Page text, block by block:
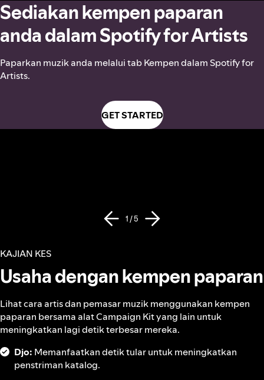
Sediakan kempen paparan
anda dalam Spotify for Artists
Paparkan muzik anda melalui tab Kempen dalam Spotify for
Artists.
GET STARTED
1 / 5
KAJIAN KES
Usaha dengan kempen paparan
Lihat cara artis dan pemasar muzik menggunakan kempen
paparan bersama alat Campaign Kit yang lain untuk
meningkatkan lagi detik terbesar mereka.
Djo: Memanfaatkan detik tular untuk meningkatkan
penstriman katalog.